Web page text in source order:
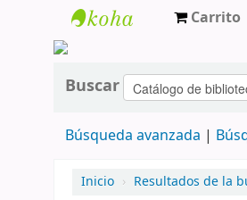
Carrito
Buscar
Búsqueda avanzada
Inicio › Resultados de la